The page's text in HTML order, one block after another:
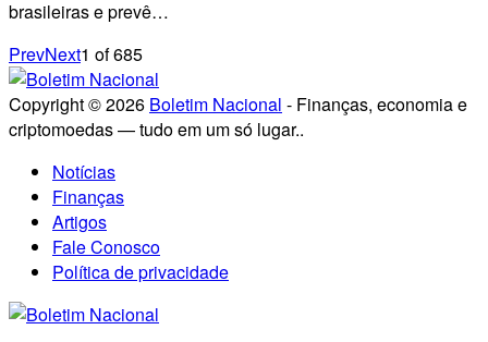
brasileiras e prevê…
PrevNext1 of685
Copyright © 2026 Boletim Nacional - Finanças, economia e
criptomoedas — tudo em um só lugar..
Notícias
Finanças
Artigos
Fale Conosco
Política de privacidade